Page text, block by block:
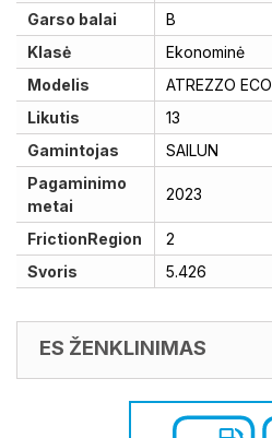
Garso balai
B
Klasė
Ekonominė
Modelis
ATREZZO ECO
Likutis
13
Gamintojas
SAILUN
Pagaminimo
metai
2023
FrictionRegion
2
Svoris
5.426
ES ŽENKLINIMAS